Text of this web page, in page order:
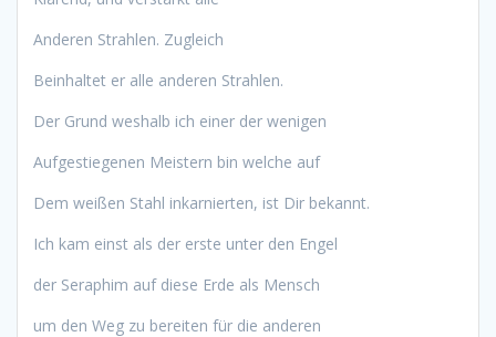
Anderen Strahlen. Zugleich
Beinhaltet er alle anderen Strahlen.
Der Grund weshalb ich einer der wenigen
Aufgestiegenen Meistern bin welche auf
Dem weißen Stahl inkarnierten, ist Dir bekannt.
Ich kam einst als der erste unter den Engel
der Seraphim auf diese Erde als Mensch
um den Weg zu bereiten für die anderen